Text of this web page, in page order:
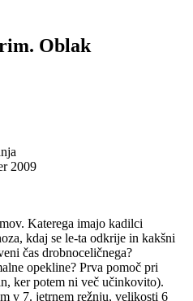
Oblak
2009
Katerega imajo kadilci
kdaj se le-ta odkrije in kakšni
čas drobnoceličnega?
opekline? Prva pomoč pri
ker potem ni več učinkovito).
v 7. jetrnem režnju, velikosti 6